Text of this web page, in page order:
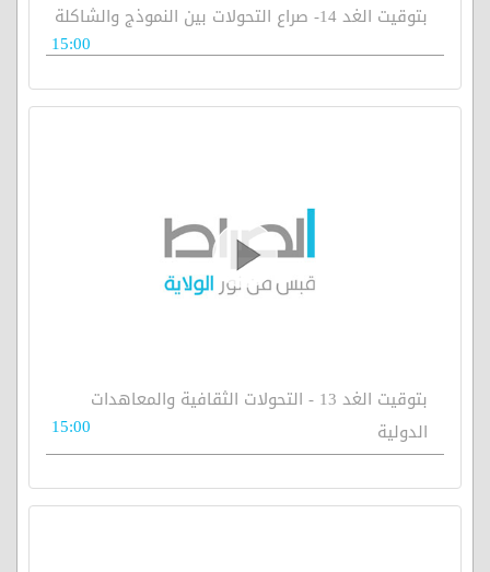
بتوقيت الغد 14- صراع التحولات بين النموذج والشاكلة
15:00
بتوقيت الغد 13 - التحولات الثقافية والمعاهدات
الدولية
15:00